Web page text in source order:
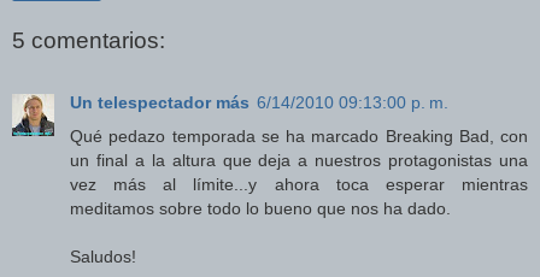
5 comentarios:
Un telespectador más 6/14/2010 09:13:00 p. m.
Qué pedazo temporada se ha marcado Breaking Bad, con
un final a la altura que deja a nuestros protagonistas una
vez más al límite...y ahora toca esperar mientras
meditamos sobre todo lo bueno que nos ha dado.
Saludos!